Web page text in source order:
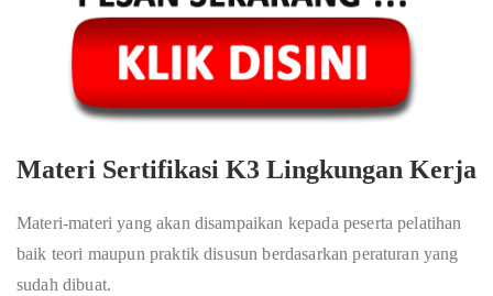
Materi Sertifikasi K3 Lingkungan Kerja
Materi-materi yang akan disampaikan kepada peserta pelatihan
baik teori maupun praktik disusun berdasarkan peraturan yang
sudah dibuat.